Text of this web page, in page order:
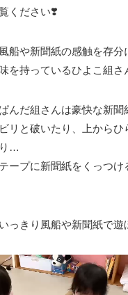
ください❣️
船や新聞紙の感触を存分
を持っているひよこ組さ
んだ組さんは豪快な新聞
リと破いたり、上からひ
…
ープに新聞紙をくっつけ
っきり風船や新聞紙で遊